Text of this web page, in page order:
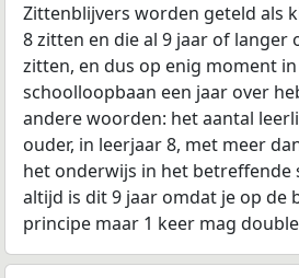
Zittenblijvers worden geteld als
8 zitten en die al 9 jaar of langer
zitten, en dus op enig moment
schoolloopbaan een jaar over
andere woorden: het aantal
ouder, in leerjaar 8, met meer
het onderwijs in het betreffende
altijd is dit 9 jaar omdat je op de
principe maar 1 keer mag